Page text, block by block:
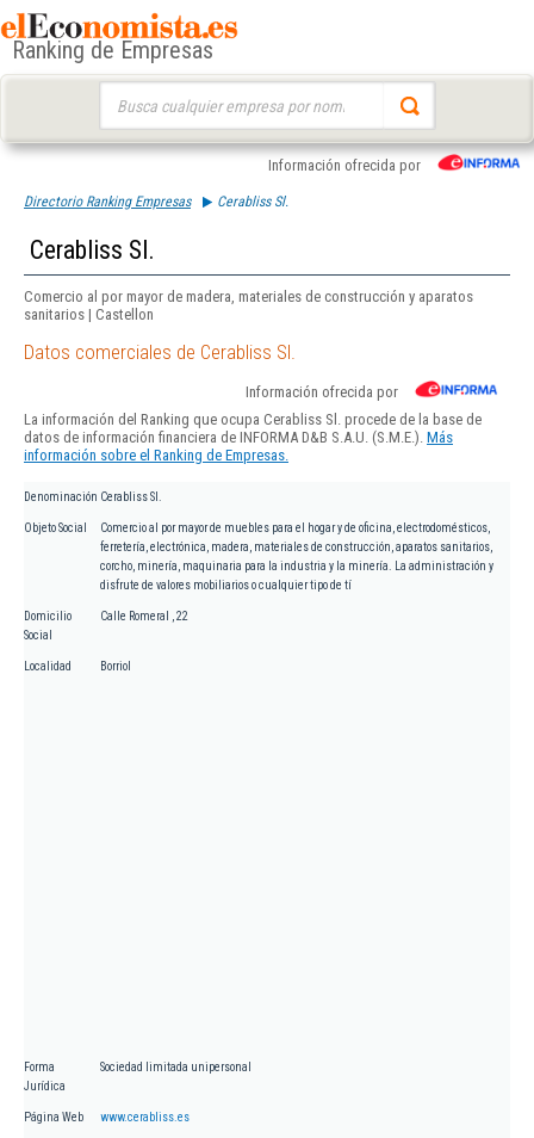
Ranking de Empresas
Información ofrecida por
Directorio Ranking Empresas Cerabliss Sl.
Cerabliss Sl.
Comercio al por mayor de madera, materiales de construcción y aparatos
sanitarios | Castellon
Datos comerciales de Cerabliss Sl.
Información ofrecida por
La información del Ranking que ocupa Cerabliss Sl. procede de la base de
datos de información financiera de INFORMA D&B S.A.U. (S.M.E.). Más
información sobre el Ranking de Empresas.
Denominación Cerabliss Sl.
Objeto Social
Comercio al por mayor de muebles para el hogar y de oficina, electrodomésticos,
ferretería, electrónica, madera, materiales de construcción, aparatos sanitarios,
corcho, minería, maquinaria para la industria y la minería. La administración y
disfrute de valores mobiliarios o cualquier tipo de tí
Domicilio
Social
Calle Romeral , 22
Localidad Borriol
Forma
Jurídica
Sociedad limitada unipersonal
Página Web www.cerabliss.es